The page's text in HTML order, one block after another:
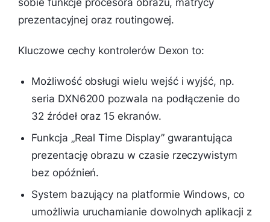
prezentacyjnej oraz routingowej.
Kluczowe cechy kontrolerów Dexon to:
Możliwość obsługi wielu wejść i wyjść, np.
seria DXN6200 pozwala na podłączenie do
32 źródeł oraz 15 ekranów.
Funkcja „Real Time Display” gwarantująca
prezentację obrazu w czasie rzeczywistym
bez opóźnień.
System bazujący na platformie Windows, co
umożliwia uruchamianie dowolnych aplikacji z